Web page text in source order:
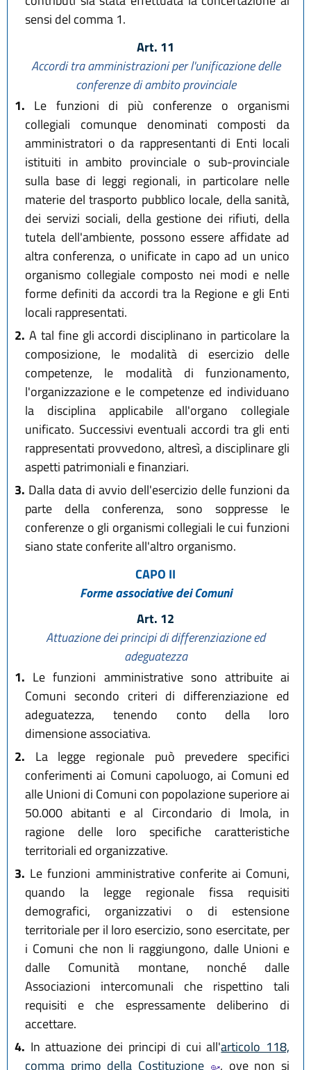
sensi del comma 1.
Art. 11
Accordi tra amministrazioni per l'unificazione delle
conferenzedi ambito provinciale
1. Le funzioni di più conferenze o organismi
collegiali comunque denominati composti da
amministratori o da rappresentanti di Enti locali
istituiti in ambito provinciale o sub-provinciale
sulla base di leggi regionali, in particolare nelle
materie del trasporto pubblico locale, della sanità,
dei servizi sociali, della gestione dei rifiuti, della
tutela dell'ambiente, possono essere affidate ad
altra conferenza, o unificate in capo ad un unico
organismo collegiale composto nei modi e nelle
forme definiti da accordi tra la Regione e gli Enti
locali rappresentati.
2. A tal fine gli accordi disciplinano in particolare la
composizione, le modalità di esercizio delle
competenze, le modalità di funzionamento,
l'organizzazione e le competenze ed individuano
la disciplina applicabile all'organo collegiale
unificato. Successivi eventuali accordi tra gli enti
rappresentati provvedono, altresì, a disciplinare gli
aspetti patrimoniali e finanziari.
3. Dalla data di avvio dell'esercizio delle funzioni da
parte della conferenza, sono soppresse le
conferenze o gli organismi collegiali le cui funzioni
siano state conferite all'altro organismo.
CAPO II
Forme associative dei Comuni
Art. 12
Attuazione dei principi di differenziazione ed
adeguatezza
1. Le funzioni amministrative sono attribuite ai
Comuni secondo criteri di differenziazione ed
adeguatezza, tenendo conto della loro
dimensione associativa.
2. La legge regionale può prevedere specifici
conferimenti ai Comuni capoluogo, ai Comuni ed
alle Unioni di Comuni con popolazione superiore ai
50.000 abitanti e al Circondario di Imola, in
ragione delle loro specifiche caratteristiche
territoriali ed organizzative.
3. Le funzioni amministrative conferite ai Comuni,
quando la legge regionale fissa requisiti
demografici, organizzativi o di estensione
territoriale per il loro esercizio, sono esercitate, per
i Comuni che non li raggiungono, dalle Unioni e
dalle Comunità montane, nonché dalle
Associazioni intercomunali che rispettino tali
requisiti e che espressamente deliberino di
accettare.
4. In attuazione dei principi di cui all'articolo 118,
comma primo della Costituzione
, ove non si